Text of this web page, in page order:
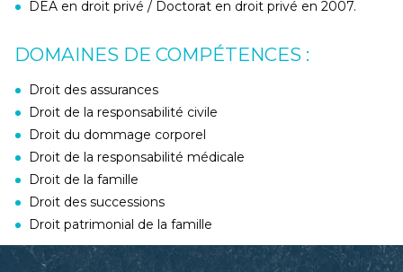
DEA en droit privé / Doctorat en droit privé en 2007.
DOMAINES DE COMPÉTENCES :
Droit des assurances
Droit de la responsabilité civile
Droit du dommage corporel
Droit de la responsabilité médicale
Droit de la famille
Droit des successions
Droit patrimonial de la famille